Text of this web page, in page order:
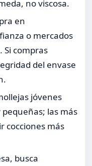
no viscosa.
en
o mercados
compras
del envase
jóvenes
las más
cocciones más
busca